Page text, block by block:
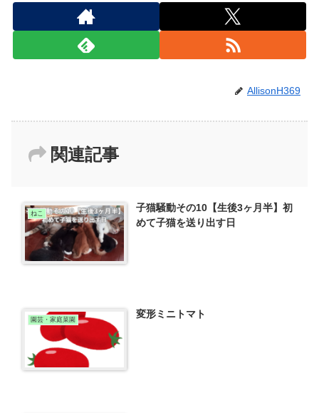
AllisonH369
関連記事
ねこ
子猫騒動その10【生後3ヶ月半】初
めて子猫を送り出す日
園芸・家庭菜園 変形ミニトマト